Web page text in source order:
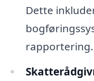
Dette
rapportering.